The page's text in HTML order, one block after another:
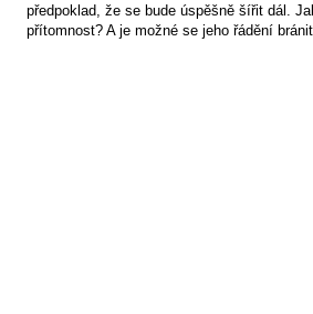
předpoklad, že se bude úspěšně šířit dál.
přítomnost? A je možné se jeho řádění